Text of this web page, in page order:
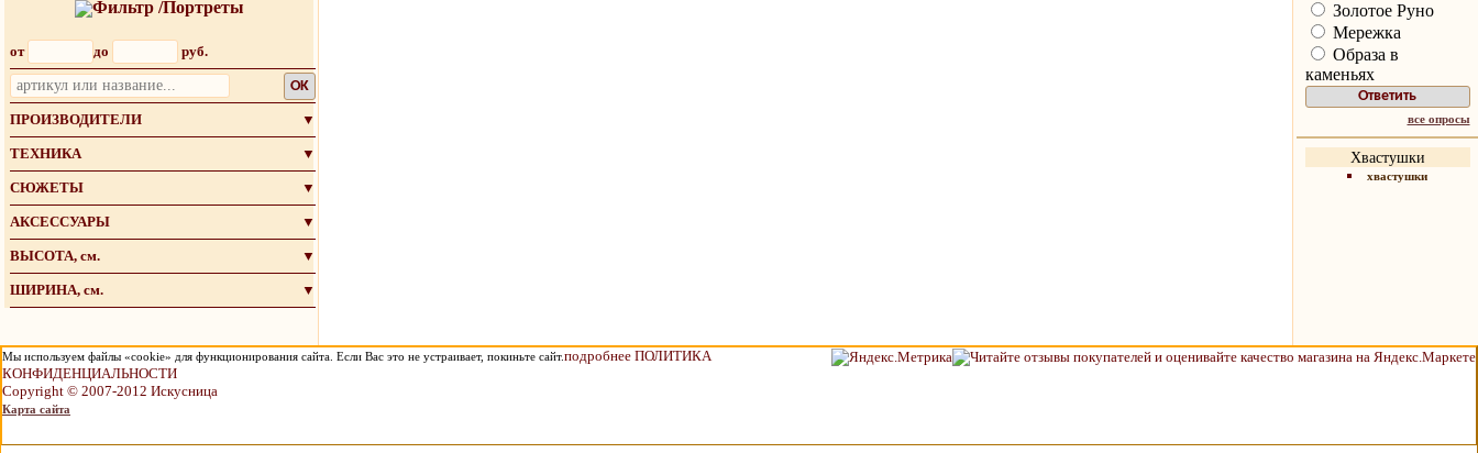
Фильтр /Портреты
от до руб.
OK
ПРОИЗВОДИТЕЛИ
▼
ТЕХНИКА ▼
СЮЖЕТЫ ▼
АКСЕССУАРЫ ▼
ВЫСОТА, см. ▼
ШИРИНА, см. ▼
Золотое Руно
Мережка
Образа в
каменьях
все опросы
Хвастушки
хвастушки
Мы используем файлы «cookie» для функционирования сайта. Если Вас это не устраивает, покиньте сайт.подробнее ПОЛИТИКА
КОНФИДЕНЦИАЛЬНОСТИ
Copyright © 2007-2012 Искусница
Карта сайта